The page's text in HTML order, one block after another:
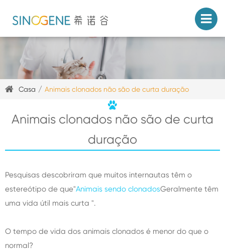
Casa Animais clonados não são de curta duração
Animais clonados não são de curta
duração
Pesquisas descobriram que muitos internautas têm o
estereótipo de que"Animais sendo clonadosGeralmente têm
uma vida útil mais curta ".
O tempo de vida dos animais clonados é menor do que o
normal?